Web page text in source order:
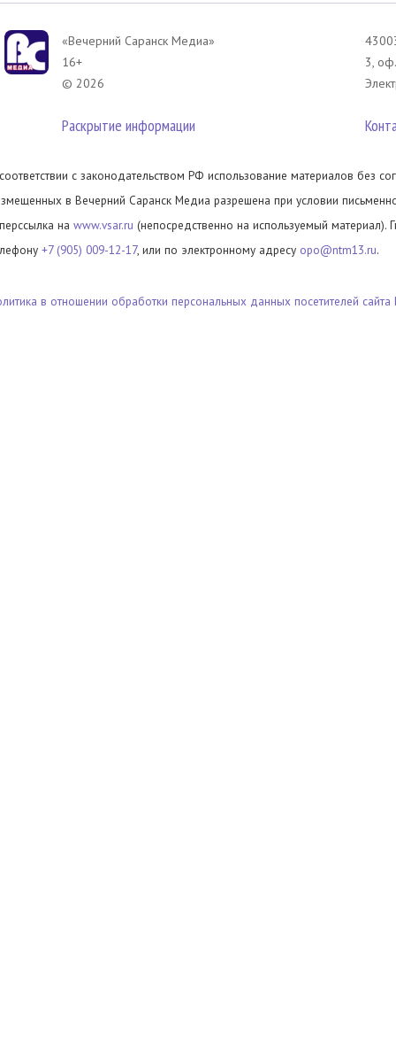
«Вечерний Саранск Mедиа»
16+
© 2026
Раскрытие информации
3,
с законодательством РФ использование материалов без
в Вечерний Саранск Медиа разрешена при условии
на www.vsar.ru (непосредственно на используемый материал).
+7 (905) 009-12-17, или по электронному адресу opo@ntm13.ru.
в отношении обработки персональных данных посетителей